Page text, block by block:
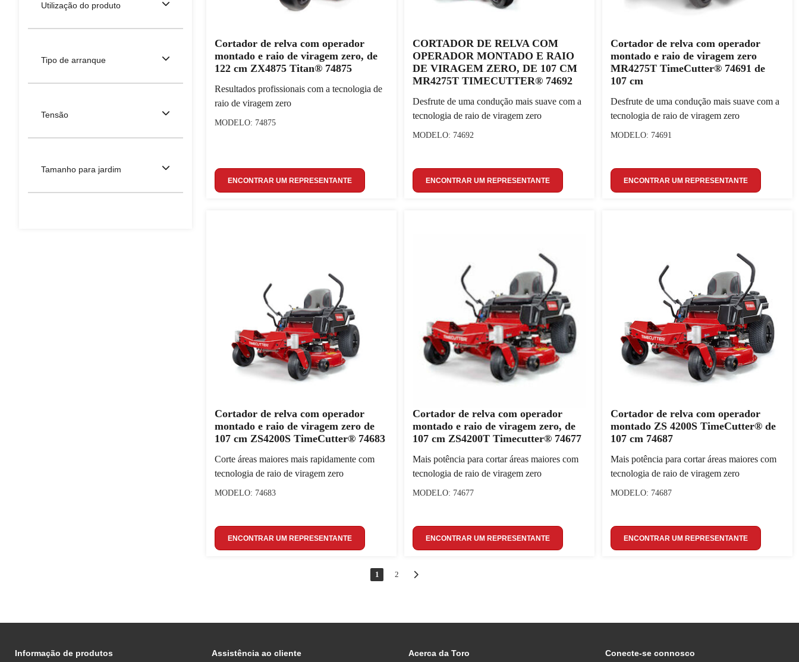
Utilização do produto
Tipo de arranque
Tensão
Tamanho para jardim
Cortador de relva com operador
montado e raio de viragem zero, de
122 cm ZX4875 Titan® 74875
Resultados profissionais com a tecnologia de
raio de viragem zero
MODELO: 74875
ENCONTRAR UM REPRESENTANTE
CORTADOR DE RELVA COM
OPERADOR MONTADO E RAIO
DE VIRAGEM ZERO, DE 107 CM
MR4275T TIMECUTTER® 74692
Desfrute de uma condução mais suave com a
tecnologia de raio de viragem zero
MODELO: 74692
ENCONTRAR UM REPRESENTANTE
Cortador de relva com operador
montado e raio de viragem zero
MR4275T TimeCutter® 74691 de
107 cm
Desfrute de uma condução mais suave com a
tecnologia de raio de viragem zero
MODELO: 74691
ENCONTRAR UM REPRESENTANTE
Cortador de relva com operador
montado e raio de viragem zero de
107 cm ZS4200S TimeCutter® 74683
Corte áreas maiores mais rapidamente com
tecnologia de raio de viragem zero
MODELO: 74683
ENCONTRAR UM REPRESENTANTE
Cortador de relva com operador
montado e raio de viragem zero, de
107 cm ZS4200T Timecutter® 74677
Mais potência para cortar áreas maiores com
tecnologia de raio de viragem zero
MODELO: 74677
ENCONTRAR UM REPRESENTANTE
Cortador de relva com operador
montado ZS 4200S TimeCutter® de
107 cm 74687
Mais potência para cortar áreas maiores com
tecnologia de raio de viragem zero
MODELO: 74687
ENCONTRAR UM REPRESENTANTE
1 2
Informação de produtos Assistência ao cliente Acerca da Toro Conecte-se connosco